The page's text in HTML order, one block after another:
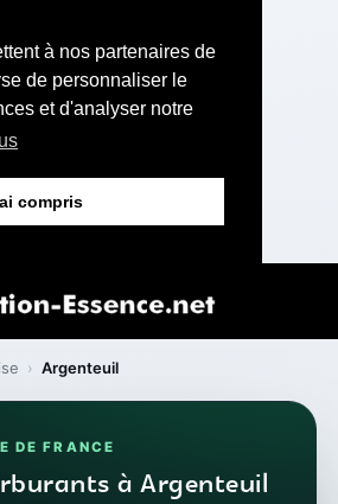
à nos partenaires de
de personnaliser le
et d'analyser notre
compris
› Argenteuil
DE FRANCE
à Argenteuil